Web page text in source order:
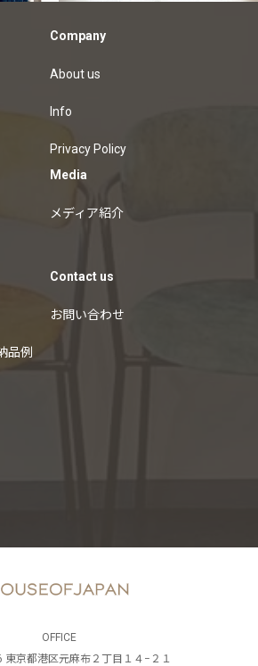
ーテン納品例
Company
About us
Info
Privacy Policy
Media
メディア紹介
品例
Contact us
お問い合わせ
OFFICE
東京都港区元麻布２丁目１４−２１